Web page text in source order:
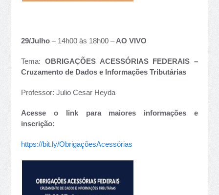
29/Julho– 14h00 às 18h00 –AO VIVO
Tema: OBRIGAÇÕES ACESSÓRIAS FEDERAIS –
Cruzamento de Dados e Informações Tributárias
Professor: Julio Cesar Heyda
Acesse o link para maiores informações e
inscrição:
https://bit.ly/ObrigaçõesAcessórias